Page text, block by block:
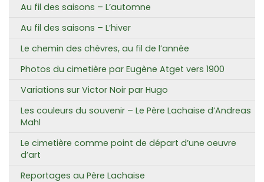
Au fil des saisons – L’automne
Au fil des saisons – L’hiver
Le chemin des chèvres, au fil de l’année
Photos du cimetière par Eugène Atget vers 1900
Variations sur Victor Noir par Hugo
Les couleurs du souvenir – Le Père Lachaise d’Andreas
Mahl
Le cimetière comme point de départ d’une oeuvre
d’art
Reportages au Père Lachaise